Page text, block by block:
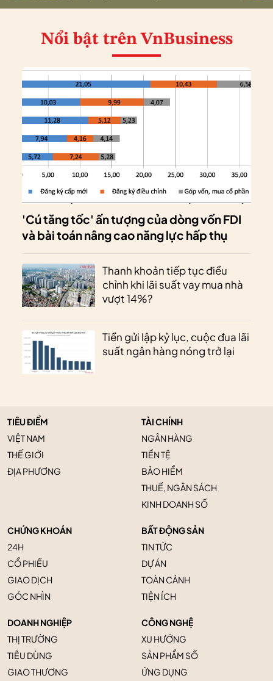
Nổi bật trên VnBusiness
'Cú tăng tốc' ấn tượng của dòng vốn FDI
và bài toán nâng cao năng lực hấp thụ
Thanh khoản tiếp tục điều
chỉnh khi lãi suất vay mua nhà
vượt 14%?
Tiền gửi lập kỷ lục, cuộc đua lãi
suất ngân hàng nóng trở lại
TIÊU ĐIỂM
VIỆT NAM
THẾ GIỚI
ĐỊA PHƯƠNG
TÀI CHÍNH
NGÂN HÀNG
TIỀN TỆ
BẢO HIỂM
THUẾ, NGÂN SÁCH
KINH DOANH SỐ
CHỨNG KHOÁN
24H
CỔ PHIẾU
GIAO DỊCH
GÓC NHÌN
BẤT ĐỘNG SẢN
TIN TỨC
DỰ ÁN
TOÀN CẢNH
TIỆN ÍCH
DOANH NGHIỆP
THỊ TRƯỜNG
TIÊU DÙNG
GIAO THƯƠNG
CÔNG NGHỆ
XU HƯỚNG
SẢN PHẨM SỐ
ỨNG DỤNG